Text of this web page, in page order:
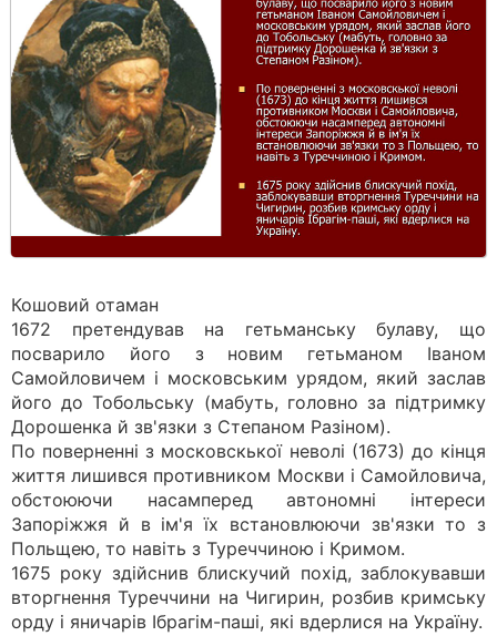
Кошовий отаман
1672 претендував на гетьманську булаву, що
посварило його з новим гетьманом Іваном
Самойловичем і московським урядом, який заслав
його до Тобольську (мабуть, головно за підтримку
Дорошенка й зв'язки з Степаном Разіном).
По поверненні з московскької неволі (1673) до кінця
життя лишився противником Москви і Самойловича,
обстоюючи насамперед автономні інтереси
Запоріжжя й в ім'я їх встановлюючи зв'язки то з
Польщею, то навіть з Туреччиною і Кримом.
1675 року здійснив блискучий похід, заблокувавши
вторгнення Туреччини на Чигирин, розбив кримську
орду і яничарів Ібрагім-паші, які вдерлися на Україну.